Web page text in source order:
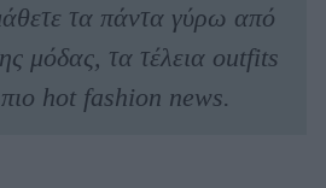
τα πάντα γύρω από
μόδας, τα τέλεια outfits
hot fashion news.